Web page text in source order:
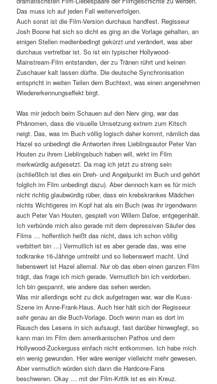
Das muss ich auf jeden Fall weiterverfolgen.
Auch sonst ist die Film-Version durchaus handfest. Regisseur
Josh Boone hat sich so dicht es ging an die Vorlage gehalten, an
einigen Stellen medienbedingt gekürzt und verändert, was aber
durchaus vertretbar ist. So ist ein typischer Hollywood-
Mainstream-Film entstanden, der zu Tränen rührt und keinen
Zuschauer kalt lassen dürfte. Die deutsche Synchronisation
entspricht in weiten Teilen dem Buchtext, was einen angenehmen
Wiedererkennungseffekt birgt.
Was mir jedoch beim Schauen auf den Nerv ging, war das
Phänomen, dass die visuelle Umsetzung extrem zum Kitsch
neigt. Das, was im Buch völlig logisch daher kommt, nämlich das
Hazel so unbedingt die Antworten ihres Lieblingsautor Peter Van
Houten zu ihrem Lieblingsbuch haben will, wirkt im Film
merkwürdig aufgesetzt. Da mag ich jetzt zu streng sein
(schließlich ist dies ein Dreh- und Angelpunkt im Buch und gehört
folglich im Film unbedingt dazu). Aber dennoch kam es für mich
nicht richtig glaubwürdig rüber, dass ein krebskrankes Mädchen
nichts Wichtigeres im Kopf hat als ein Buch (was ihr irgendwann
auch Peter Van Houten, gespielt von Willem Dafoe, entgegenhält.
Ich verbünde mich also gerade mit dem depressiven Säufer des
Films … hoffentlich heißt das nicht, dass ich schon völlig
verbittert bin …) Vermutlich ist es aber gerade das, was eine
todkranke 16-Jährige umtreibt und so liebenswert macht. Und
liebenswert ist Hazel allemal. Nur ob das eben einen ganzen Film
trägt, das frage ich mich gerade. Vermutlich bin ich verdorben.
Ich bin gespannt, wie andere das sehen werden.
Was mir allerdings echt zu dick aufgetragen war, war die Kuss-
Szene im Anne-Frank-Haus. Auch hier hält sich der Regisseur
sehr genau an die Buch-Vorlage. Doch wenn man es dort im
Rausch des Lesens in sich aufsaugt, fast darüber hinwegfegt, so
kann man im Film dem amerikanischen Pathos und dem
Hollywood-Zuckerguss einfach nicht entkommen. Ich habe mich
ein wenig gewunden. Hier wäre weniger vielleicht mehr gewesen.
Aber vermutlich würden sich dann die Hardcore-Fans
beschweren. Okay … mit der Film-Kritik ist es ein Kreuz.